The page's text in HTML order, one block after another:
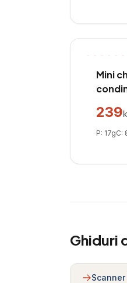
Mini
239
P: 17gC:
Ghiduri